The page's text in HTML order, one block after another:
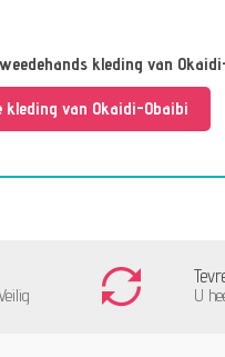
kleding van
kleding van Okaidi-Obaibi
U